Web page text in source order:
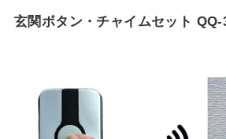
玄関ボタン・チャイムセット QQ-